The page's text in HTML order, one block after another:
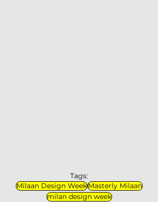
Tags:
Milaan Design WeekMasterly Milaan
milan design week